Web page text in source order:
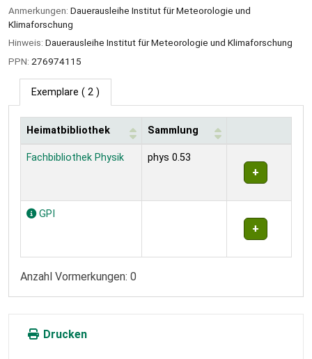
Anmerkungen: Dauerausleihe Institut für Meteorologie und
Klimaforschung
Hinweis: Dauerausleihe Institut für Meteorologie und Klimaforschung
PPN: 276974115
Exemplare ( 2 )
Exemplare
Heimatbibliothek Sammlung
Fachbibliothek Physik phys 0.53
GPI
Anzahl Vormerkungen: 0
Drucken